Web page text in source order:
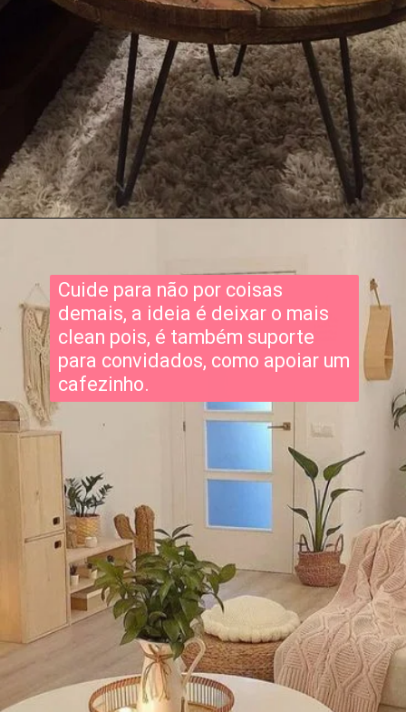
Cuide para não por coisas
demais, a ideia é deixar o mais
clean pois, é também suporte
para convidados, como apoiar um
cafezinho.